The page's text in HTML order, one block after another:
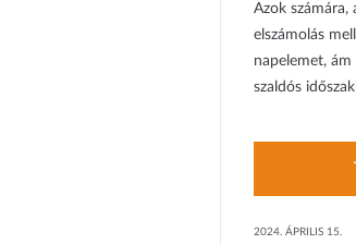
Azok számára,
elszámolás
napelemet,
szaldós
2024. ÁPRILIS 15.